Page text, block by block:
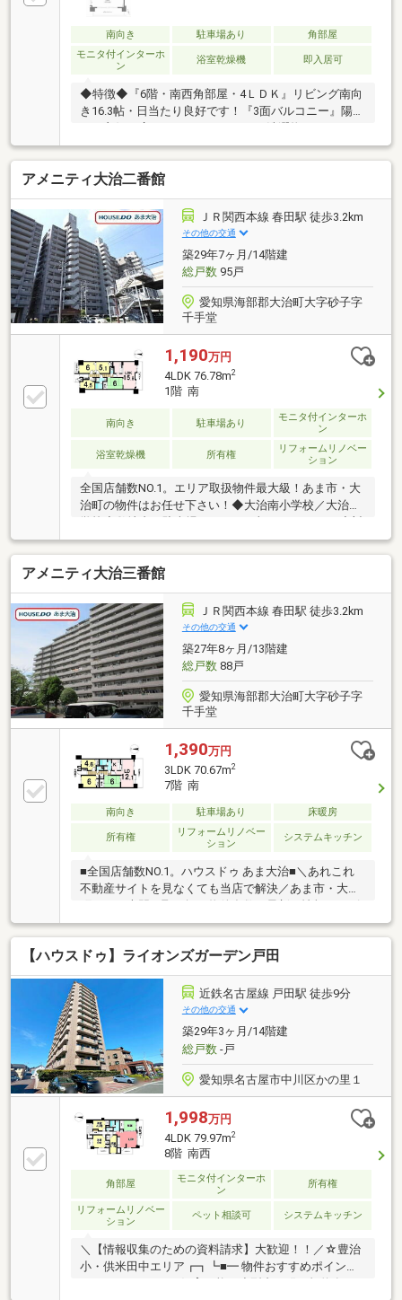
南向き 駐車場あり
角部屋
モニタ付インターホ
ン
浴室乾燥機 即入居可
◆特徴◆『6階・南西角部屋・4ＬＤＫ』リビング南向
き16.3帖・日当たり良好です！『3面バルコニー』陽当
たり良好！広々としたバルコニーで洗濯物のスペース
に困りません！『ペット可』ワンチャン、ネコちゃん
の飼育可（規約有）！◆設備仕様◆『2026年6月リフ
ォーム完工』■水回り：キッチン、バス、洗面、トイ
レ、給湯器■内装：クロス全室、床材、建具、畳表
替、障子・襖貼替他◆間仕切り可◆リビングと和室の
間に間仕切りがあるので用途、ライフスタイルの変化
に合わせて使用できます！◆大容量収納◆クローゼッ
ト、押入、廊下収納、玄関収納もあるため収納スペー
スには困りません！
アメニティ大治二番館
ＪＲ関西本線 春田駅 徒歩3.2km
その他の交通
築29年7ヶ月/14階建
総戸数95戸
愛知県海部郡大治町大字砂子字
千手堂
1,190万円
4LDK 76.78m2
1階 南
南向き 駐車場あり
モニタ付インターホ
ン
浴室乾燥機 所有権
リフォームリノベー
ション
全国店舗数NO.1。エリア取扱物件最大級！あま市・大
治町の物件はお任せ下さい！◆大治南小学校／大治中
面・カウンターキッチンでお料理しながら、家族との
会話も楽しめます。◆浴室乾燥機付きで雨の日のお洗
濯に大活躍！◆食器洗浄乾燥機付きなので、面倒な後
片付けもラクですね。※写真をクリックすると、詳細
をご覧いただけます。見るだけOK、聞くだけOK。実
際に現地を体感してみてください。地域密着店の私た
ちは、周辺環境、相場、お得な住宅ローンプランなど
ご丁寧にご案内できます。
アメニティ大治三番館
ＪＲ関西本線 春田駅 徒歩3.2km
その他の交通
築27年8ヶ月/13階建
総戸数88戸
愛知県海部郡大治町大字砂子字
千手堂
1,390万円
3LDK 70.67m2
7階 南
南向き 駐車場あり 床暖房
所有権
リフォームリノベー
ション
システムキッチン
■全国店舗数NO.1。ハウスドゥ あま大治■＼あれこれ
不動産サイトを見なくても当店で解決／あま市・大治
町エリア専門。取り扱い物件多数。最新の情報をスピ
ーディーにお届け。ネットに掲載していない物件は店
頭でご紹介いたします。◆大治南小学校／大治中学校
◆7階部分のため日当たり・通風良好◆北側洋室に床
暖房あり◆オートロックのため防犯面も安心です◆南
向きバルコニー※写真をクリックすると、詳細をご覧
いただけます。
【ハウスドゥ】ライオンズガーデン戸田
近鉄名古屋線 戸田駅 徒歩9分
その他の交通
築29年3ヶ月/14階建
総戸数-戸
愛知県名古屋市中川区かの里１
1,998万円
4LDK 79.97m2
8階 南西
角部屋
モニタ付インターホ
ン
所有権
リフォームリノベー
ション
ペット相談可 システムキッチン
＼【情報収集のための資料請求】大歓迎！！／☆豊治
小・供米田中エリア┏┓┗■━ 物件おすすめポイント